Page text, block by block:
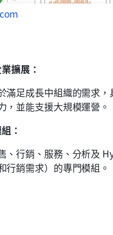
擴展：
滿足成長中組織的需求
，並能支援大規模運營。
：
、行銷、服務、分析及
行銷需求）的專門模組。